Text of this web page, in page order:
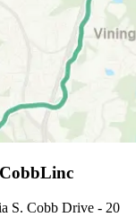
S. Cobb Drive - 20